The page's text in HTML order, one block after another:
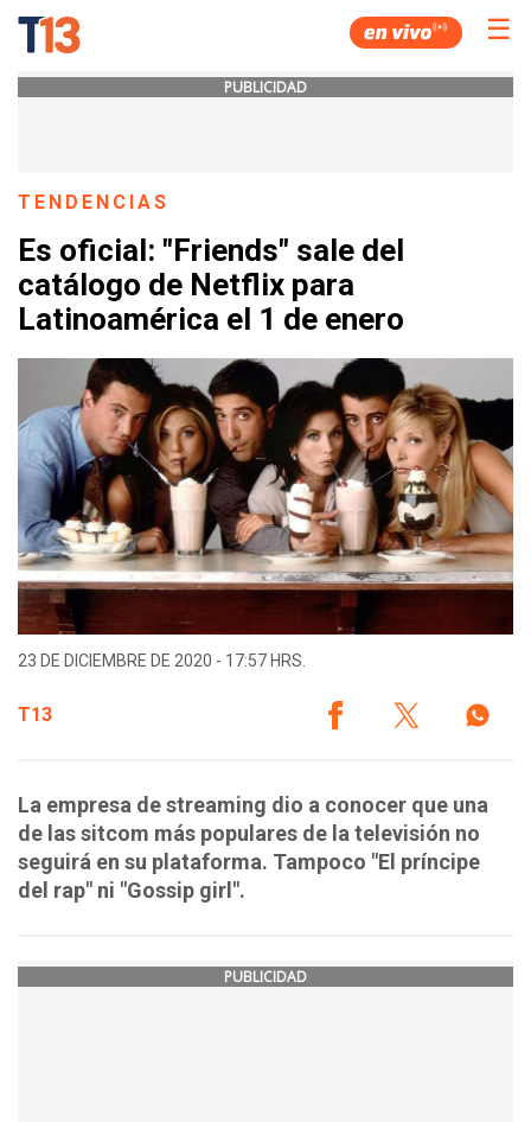
☰
PUBLICIDAD
TENDENCIAS
Es oficial: "Friends" sale del
catálogo de Netflix para
Latinoamérica el 1 de enero
23 DE DICIEMBRE DE 2020 - 17:57 HRS.
T13
La empresa de streaming dio a conocer que una
de las sitcom más populares de la televisión no
seguirá en su plataforma. Tampoco "El príncipe
del rap" ni "Gossip girl".
PUBLICIDAD